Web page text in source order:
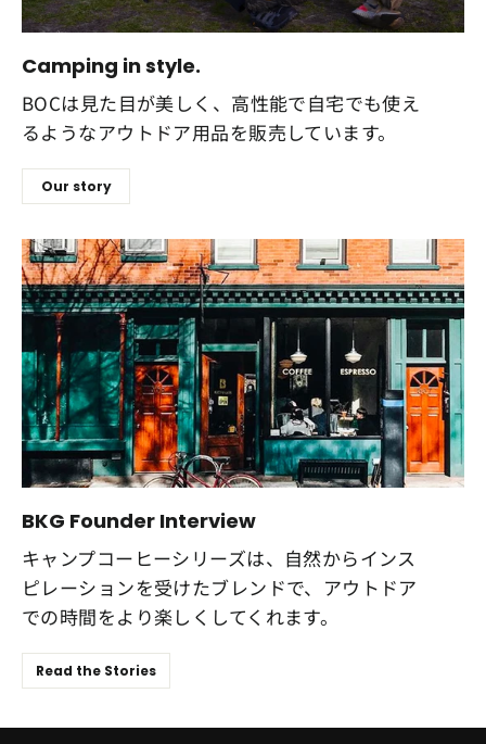
Camping in style.
BOCは見た目が美しく、高性能で自宅でも使え
るようなアウトドア用品を販売しています。
Our story
BKG Founder Interview
キャンプコーヒーシリーズは、自然からインス
ピレーションを受けたブレンドで、アウトドア
での時間をより楽しくしてくれます。
Read the Stories